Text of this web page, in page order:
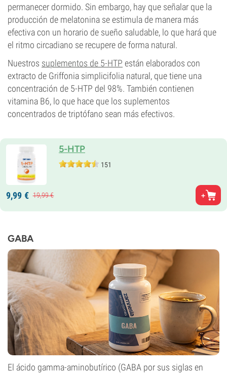
permanecer dormido. Sin embargo, hay que señalar que la
producción de melatonina se estimula de manera más
efectiva con un horario de sueño saludable, lo que hará que
el ritmo circadiano se recupere de forma natural.
Nuestros suplementos de 5-HTP están elaborados con
extracto de Griffonia simplicifolia natural, que tiene una
concentración de 5-HTP del 98%. También contienen
vitamina B6, lo que hace que los suplementos
concentrados de triptófano sean más efectivos.
5-HTP
151
9,99 € 19,99€
GABA
El ácido gamma-aminobutírico (GABA por sus siglas en